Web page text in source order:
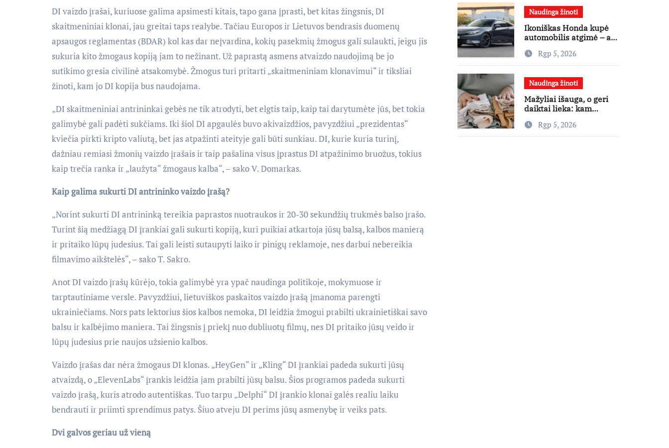
DI vaizdo įrašai, kuriuose galima apsimesti kitais, tapo gana įprasti, bet kitas žingsnis, DI
skaitmeniniai klonai, jau greitai taps realybe. Tačiau Europos ir Lietuvos bendrasis duomenų
apsaugos reglamentas (BDAR) kol kas dar neįvardina, kokių pasekmių žmogus gali sulaukti, jeigu jis
sukuria kito žmogaus kopiją jam to nežinant. Už paprastą asmens atvaizdo naudojimą be jo
sutikimo gresia civilinė atsakomybė. Žmogus turi pritarti „skaitmeniniam klonavimui“ ir tiksliai
žinoti, kam jo DI kopija bus naudojama.
„DI skaitmeniniai antrininkai gebės ne tik atrodyti, bet elgtis taip, kaip tai darytumėte jūs, bet tokia
galimybė gali padėti sukčiams. Iki šiol DI apgaulės buvo akivaizdžios, pavyzdžiui „prezidentas“
kviečia pirkti kripto valiutą, bet jas atpažinti ateityje gali būti sunkiau. DI, kurie kuria turinį,
dažniau remiasi žmonių vaizdo įrašais ir taip pašalina visus įprastus DI atpažinimo bruožus, tokius
kaip trečia ranka ir „laužyta“ žmogaus kalba“, – sako V. Domarkas.
Kaip galima sukurti DI antrininko vaizdo įrašą?
„Norint sukurti DI antrininką tereikia paprastos nuotraukos ir 20-30 sekundžių trukmės balso įrašo.
Turint šią medžiagą DI įrankiai gali sukurti kopiją, kuri puikiai atkartoja jūsų balsą, kalbos manierą
ir pritaiko lūpų judesius. Tai gali leisti sutaupyti laiko ir pinigų reklamoje, nes darbui nebereikia
filmavimo aikštelės“, – sako T. Sakro.
Anot DI vaizdo įrašų kūrėjo, tokia galimybė yra ypač naudinga politikoje, mokymuose ir
tarptautiniame versle. Pavyzdžiui, lietuviškos paskaitos vaizdo įrašą įmanoma parengti
ukrainiečiams. Nors pats lektorius šios kalbos nemoka, DI leidžia žmogui prabilti ukrainietiškai savo
balsu ir kalbėjimo maniera. Tai žingsnis į priekį nuo dubliuotų filmų, nes DI pritaiko jūsų veido ir
lūpų judesius prie naujos užsienio kalbos.
Vaizdo įrašas dar nėra žmogaus DI klonas. „HeyGen“ ir „Kling“ DI įrankiai padeda sukurti jūsų
atvaizdą, o „ElevenLabs“ įrankis leidžia jam prabilti jūsų balsu. Šios programos padeda sukurti
vaizdo įrašą, kuris atrodo autentiškas. Tuo tarpu „Delphi“ DI įrankio klonai galės realiu laiku
bendrauti ir priimti sprendimus patys. Šiuo atveju DI perims jūsų asmenybę ir veiks pats.
Dvi galvos geriau už vieną
Naudinga žinoti
Ikoniškas Honda kupė
automobilis atgimė – ar
lūkesčius?
Rgp 5, 2026
Naudinga žinoti
Mažyliai išauga, o geri
daiktai lieka: kam
aukso vertės?
Rgp 5, 2026